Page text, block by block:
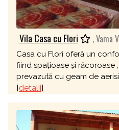
Vila Casa cu Flori , Vama
Casa cu Flori oferă un
fiind spațioase și
prevazută cu geam de
[detalii]